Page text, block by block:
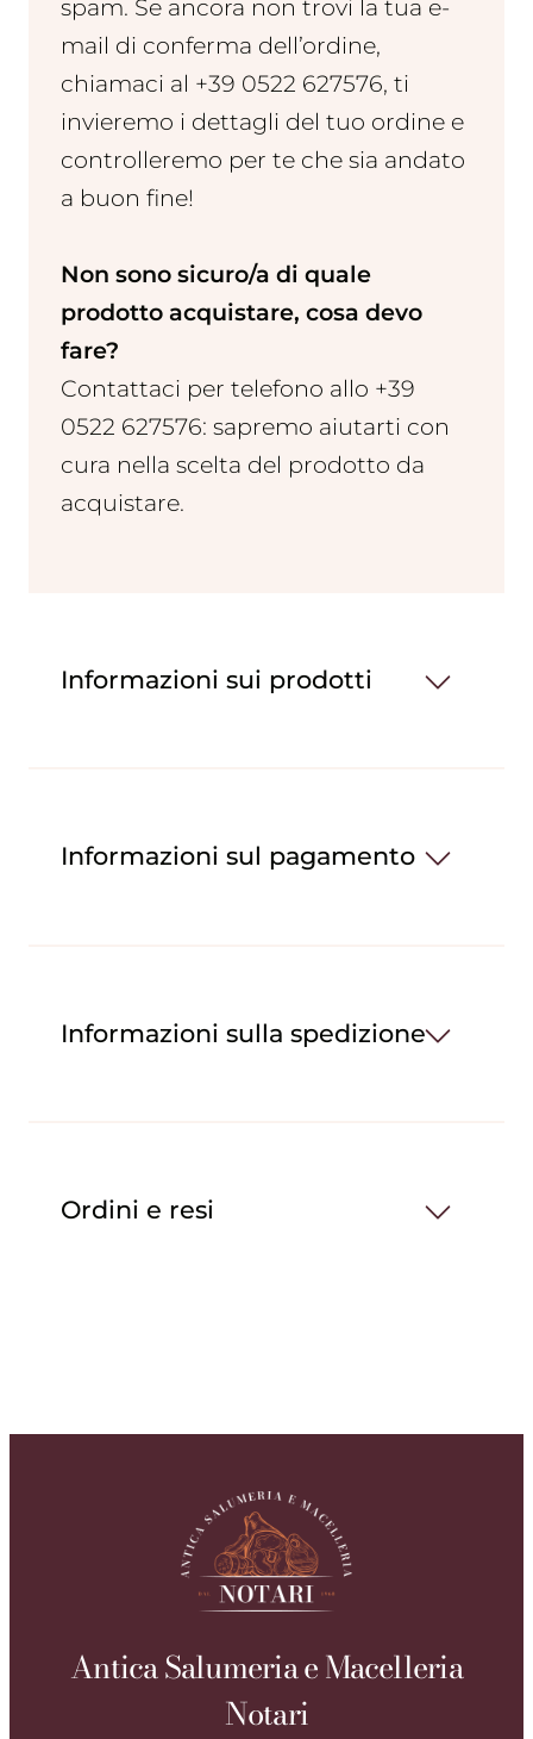
spam. Se ancora non trovi la tua e-
mail di conferma dell’ordine,
chiamaci al +39 0522 627576, ti
invieremo i dettagli del tuo ordine e
controlleremo per te che sia andato
a buon fine!
Non sono sicuro/a di quale
prodotto acquistare, cosa devo
fare?
Contattaci per telefono allo +39
0522 627576: sapremo aiutarti con
cura nella scelta del prodotto da
acquistare.
Informazioni sui prodotti
Informazioni sul pagamento
Informazioni sulla spedizione
Ordini e resi
Antica Salumeria e Macelleria
Notari